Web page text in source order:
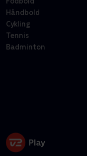
Håndbold
Cykling
Tennis
Badminton